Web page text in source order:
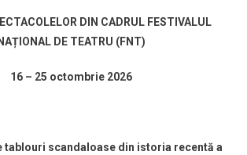
DIN CADRUL FESTIVALUL
NAȚIONAL DE TEATRU (FNT)
16 – 25 octombrie 2026
tablouri scandaloase din istoria recentă a